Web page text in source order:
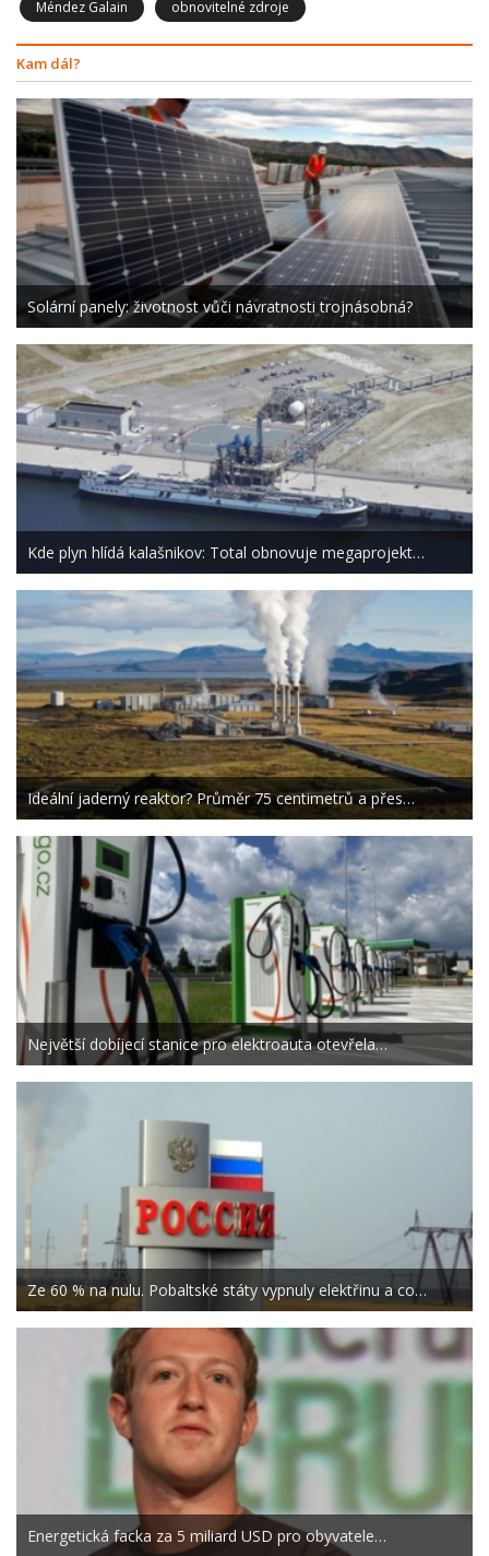
Méndez Galain obnovitelné zdroje
Kam dál?
Solární panely: životnost vůči návratnosti trojnásobná?
Kde plyn hlídá kalašnikov: Total obnovuje megaprojekt…
Ideální jaderný reaktor? Průměr 75 centimetrů a přes…
Největší dobíjecí stanice pro elektroauta otevřela…
Ze 60 % na nulu. Pobaltské státy vypnuly elektřinu a co…
Energetická facka za 5 miliard USD pro obyvatele…